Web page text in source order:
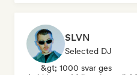
SLVN
Selected DJ
&gt; 1000 svar ges